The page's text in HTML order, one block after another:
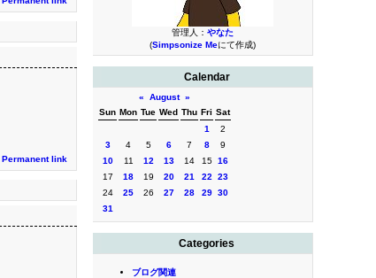
管理人： やなた
(Simpsonize Meにて作成)
Calendar
« August »
Sun Mon Tue Wed Thu Fri Sat
1
2
3
4 5 6 7 8
9
10
11 12 13 14 15 16
17
18 19 20 21 22
23
24
25 26 27 28 29 30
31
Categories
ブログ関連
Permanent link